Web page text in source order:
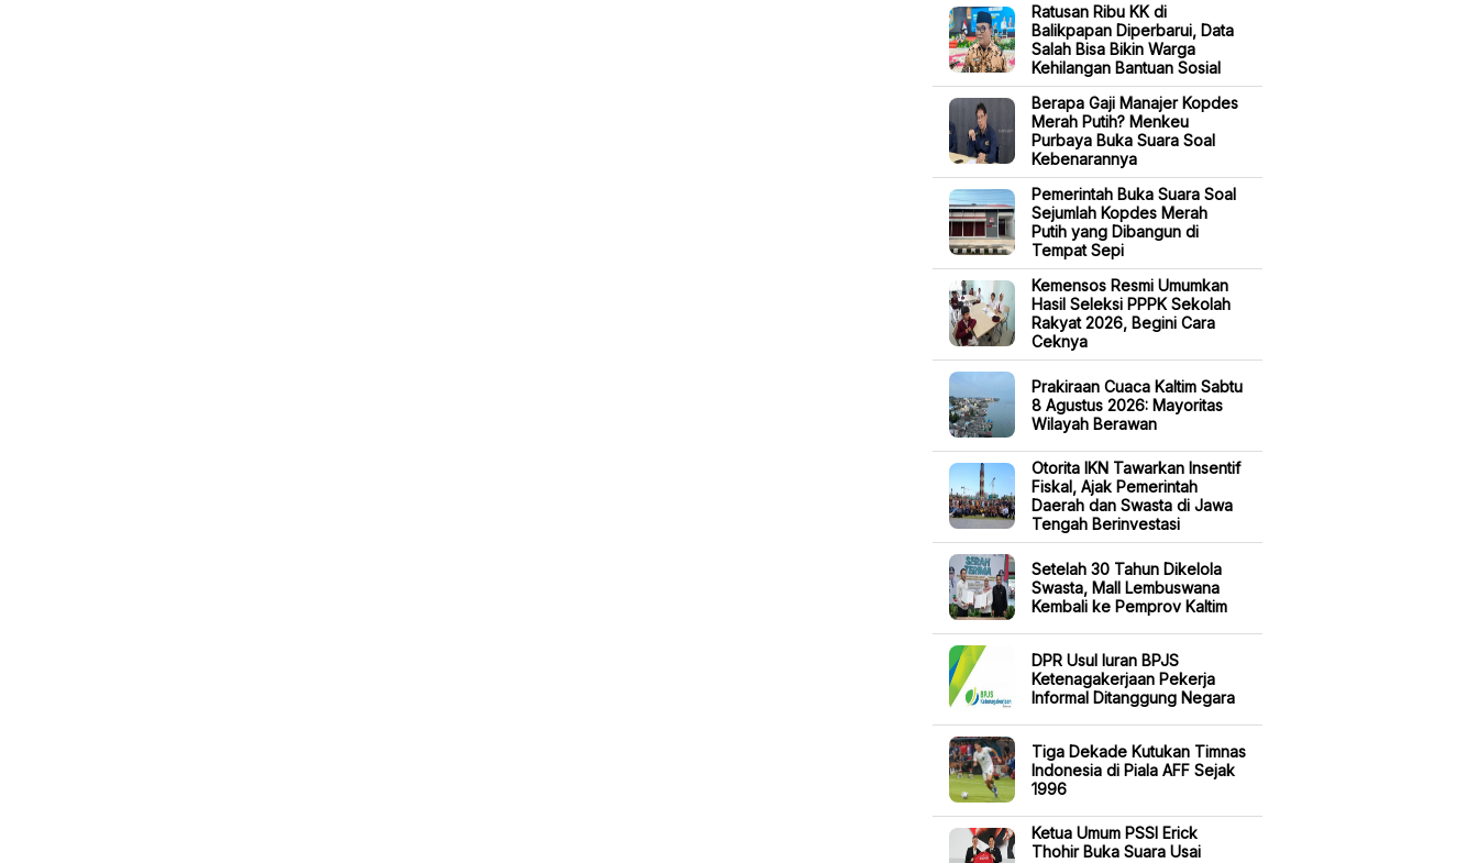
Ratusan Ribu KK di
Balikpapan Diperbarui, Data
Salah Bisa Bikin Warga
Kehilangan Bantuan Sosial
Berapa Gaji Manajer Kopdes
Merah Putih? Menkeu
Purbaya Buka Suara Soal
Kebenarannya
Pemerintah Buka Suara Soal
Sejumlah Kopdes Merah
Putih yang Dibangun di
Tempat Sepi
Kemensos Resmi Umumkan
Hasil Seleksi PPPK Sekolah
Rakyat 2026, Begini Cara
Ceknya
Prakiraan Cuaca Kaltim Sabtu
8 Agustus 2026: Mayoritas
Wilayah Berawan
Otorita IKN Tawarkan Insentif
Fiskal, Ajak Pemerintah
Daerah dan Swasta di Jawa
Tengah Berinvestasi
Setelah 30 Tahun Dikelola
Swasta, Mall Lembuswana
Kembali ke Pemprov Kaltim
DPR Usul Iuran BPJS
Ketenagakerjaan Pekerja
Informal Ditanggung Negara
Tiga Dekade Kutukan Timnas
Indonesia di Piala AFF Sejak
1996
Ketua Umum PSSI Erick
Thohir Buka Suara Usai